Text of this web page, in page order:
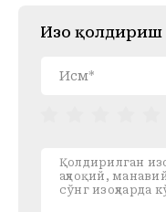
Изоҳ қолдириш